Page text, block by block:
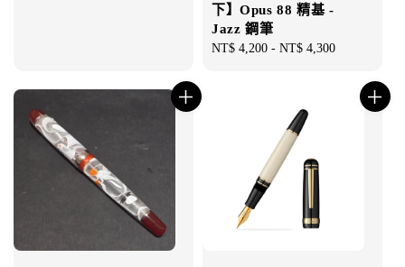
下】Opus 88 精基 -
Jazz 鋼筆
Regular
NT$ 4,200 - NT$ 4,300